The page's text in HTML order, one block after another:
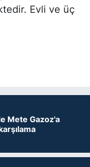
Evli ve üç
Mete Gazoz'a